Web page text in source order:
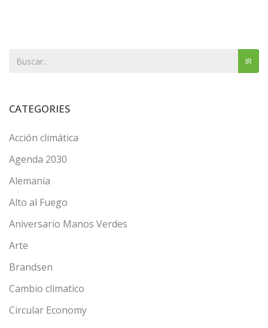
IR
CATEGORIES
Acción climática
Agenda 2030
Alemania
Alto al Fuego
Aniversario Manos Verdes
Arte
Brandsen
Cambio climatico
Circular Economy